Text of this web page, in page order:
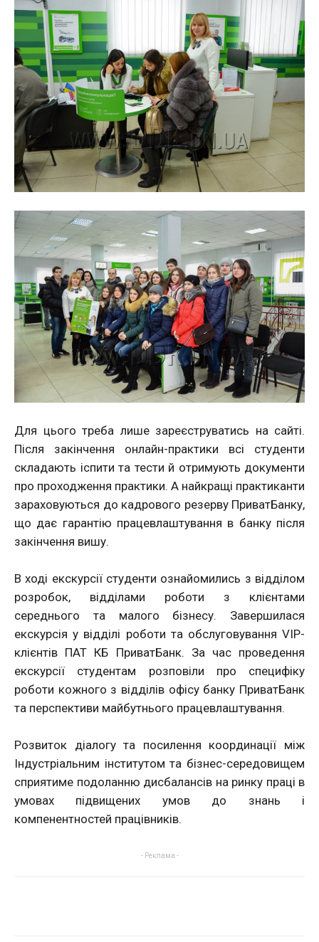
Для цього треба лише зареєструватись на сайті.
Після закінчення онлайн-практики всі студенти
складають іспити та тести й отримують документи
про проходження практики. А найкращі практиканти
зараховуються до кадрового резерву ПриватБанку,
що дає гарантію працевлаштування в банку після
закінчення вишу.
В ході екскурсії студенти ознайомились з відділом
розробок, відділами роботи з клієнтами
середнього та малого бізнесу. Завершилася
екскурсія у відділі роботи та обслуговування VIP-
клієнтів ПАТ КБ ПриватБанк. За час проведення
екскурсії студентам розповіли про специфіку
роботи кожного з відділів офісу банку ПриватБанк
та перспективи майбутнього працевлаштування.
Розвиток діалогу та посилення координації між
Індустріальним інститутом та бізнес-середовищем
сприятиме подоланню дисбалансів на ринку праці в
умовах підвищених умов до знань і
компенентностей працівників.
- Реклама -